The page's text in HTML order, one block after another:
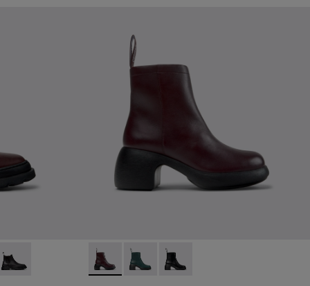
003
- K400818-002
Brutus+ - K400818-001Thelma II - K400784-004 - Burgundy
Thelma II - K400784-002
Thelma II - K400784-001